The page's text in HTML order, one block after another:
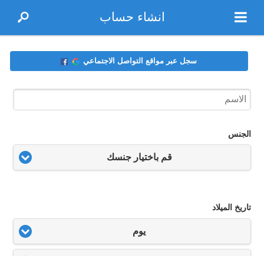
انشاء حساب
سجل عبر مواقع التواصل الاجتماعي
الجنس
قم باختيار جنسك
تاريخ الميلاد
يوم